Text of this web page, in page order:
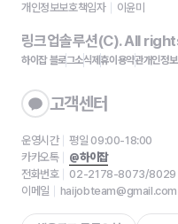
개인정보보호책임자
이윤미
링크업솔루션(C). All
하이잡 블로그소식제휴이용약관개인정
고객센터
운영시간
평일 09:00-18:00
카카오톡
@하이잡
전화번호
02-2178-8073/8029
이메일
haijobteam@gmail.com